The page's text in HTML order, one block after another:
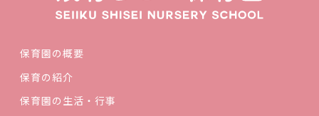
保育園の概要
保育の紹介
保育園の生活・行事